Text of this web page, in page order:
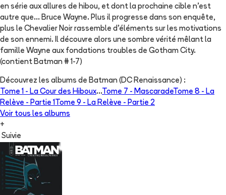
en série aux allures de hibou, et dont la prochaine cible n’est
autre que… Bruce Wayne. Plus il progresse dans son enquête,
plus le Chevalier Noir rassemble d’éléments sur les motivations
de son ennemi. Il découvre alors une sombre vérité mêlant la
famille Wayne aux fondations troubles de Gotham City.
(contient Batman # 1-7)
Découvrez les albums de Batman (DC Renaissance) :
Tome 1 - La Cour des Hiboux...Tome 7 - MascaradeTome 8 - La
Relève - Partie 1 Tome 9 - La Relève - Partie 2
Voir tous les albums
+
Suivie